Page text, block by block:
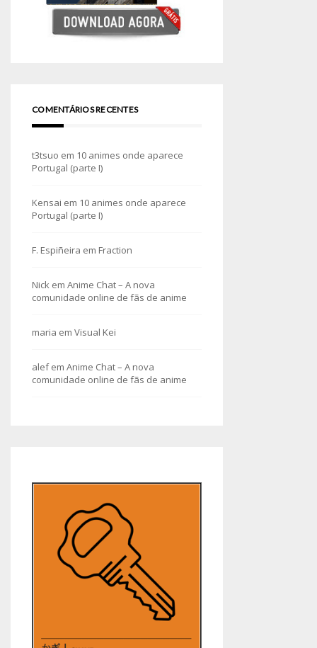
COMENTÁRIOS RECENTES
t3tsuo em 10 animes onde aparece
Portugal (parte I)
Kensai em 10 animes onde aparece
Portugal (parte I)
F. Espiñeira em Fraction
Nick em Anime Chat – A nova
comunidade online de fãs de anime
maria em Visual Kei
alefem Anime Chat – A nova
comunidade online de fãs de anime